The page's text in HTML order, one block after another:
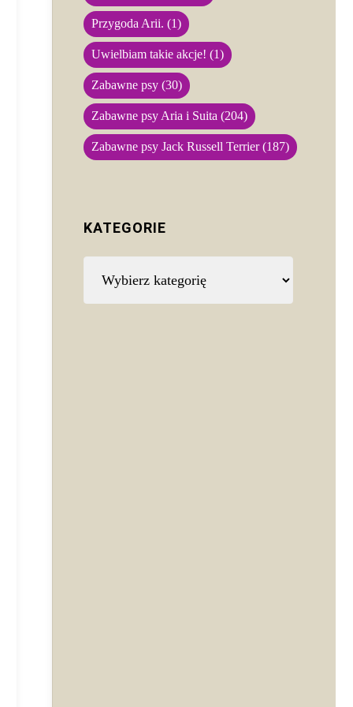
Przygoda Arii. (1)
Uwielbiam takie akcje! (1)
Zabawne psy (30)
Zabawne psy Aria i Suita (204)
Zabawne psy Jack Russell Terrier(187)
KATEGORIE